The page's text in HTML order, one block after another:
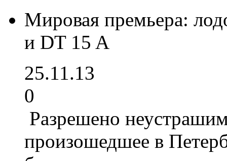
Мировая премьера:
и DT 15 A
25.11.13
0
Разрешено
произошедшее в